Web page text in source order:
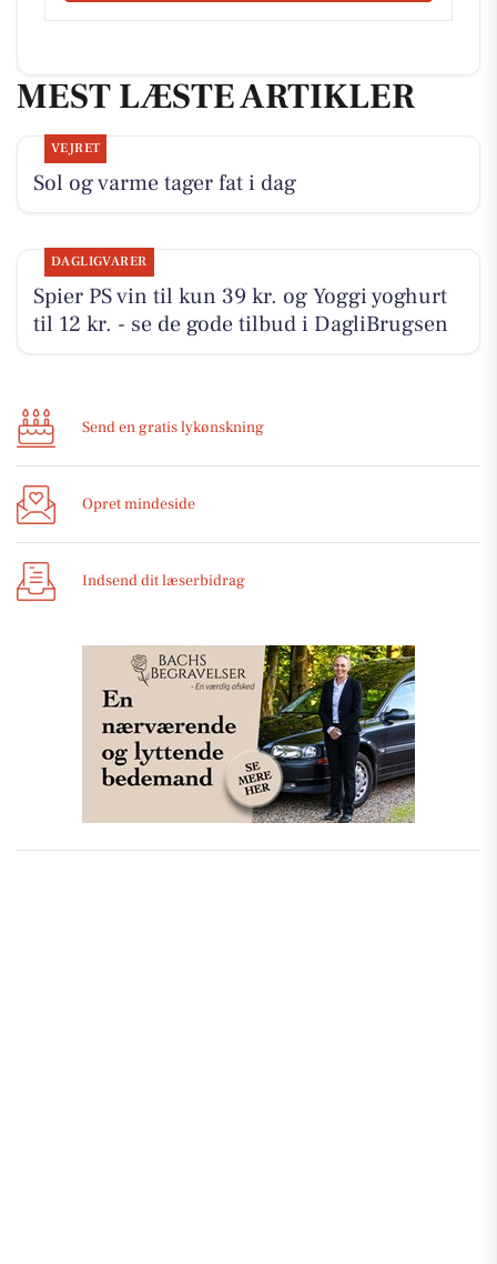
MEST LÆSTE ARTIKLER
VEJRET
Sol og varme tager fat i dag
DAGLIGVARER
Spier PS vin til kun 39 kr. og Yoggi yoghurt
til 12 kr. - se de gode tilbud i DagliBrugsen
Send en gratis lykønskning
Opret mindeside
Indsend dit læserbidrag